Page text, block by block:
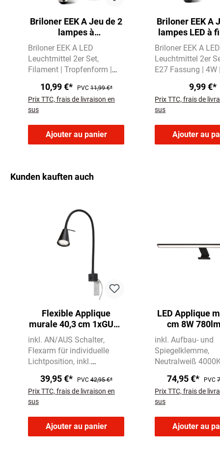
Briloner EEK A Jeu de 2
lampes à
incandescence LED E14,
lumière blanc chaud,
gouttelette
Briloner EEK A LED
Leuchtmittel 2er Set
Filament | Tropfenform |
Warmweißes Licht mit
3000 Kelvin
10,99 €* PVC11,99 €*
Prix TTC, frais de livraison en
sus
Ajouter au panier
Briloner EEK A
lampes LED à
E27, lumière
chaud,
Briloner EEK A LED
Leuchtmittel 2er
E27 Fassung | 4W
mit 2700 Kelvin
9,99 €*
Prix TTC, frais de
sus
Ajouter au
Kunden kauften auch
Flexible Applique
murale 40,3 cm 1xGU10
5W 400lm noir
inkl. AN/AUS Schalter
Flexarm für individuelle
Lichtposition inkl.
transparent
39,95 €* PVC42,95 €*
Prix TTC, frais de livraison en
sus
Ajouter au panier
LED Applique
cm 8W
inkl. Aufbau- und
Spiegelklemme
Neutralweiß
74,95 €* PVC
Prix TTC, frais de
sus
Ajouter au